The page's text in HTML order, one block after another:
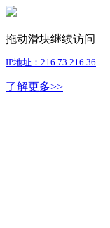
拖动滑块继续访问
IP地址：216.73.216.36
了解更多>>